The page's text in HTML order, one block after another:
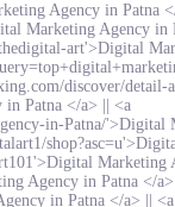
Agency in Patna
Marketing Agency in
art'>Digital
discover/detail-
Patna </a> || <a
in-Patna/'>Digital
Marketing
Agency in Patna </a>
in Patna </a> || <a